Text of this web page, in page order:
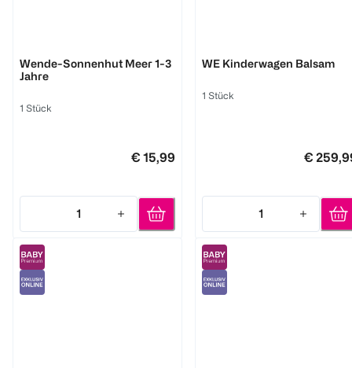
Wende-Sonnenhut Meer 1-3
Jahre
1 Stück
€ 15,99
1
Quantity: 1
WE Kinderwagen Balsam
1 Stück
€
1
Quantity: 1